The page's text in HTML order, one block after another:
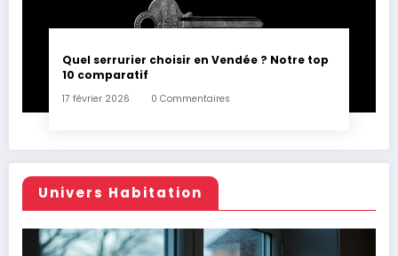
Quel serrurier choisir en Vendée ? Notre top
10 comparatif
17 février 2026 0 Commentaires
Univers Habitation